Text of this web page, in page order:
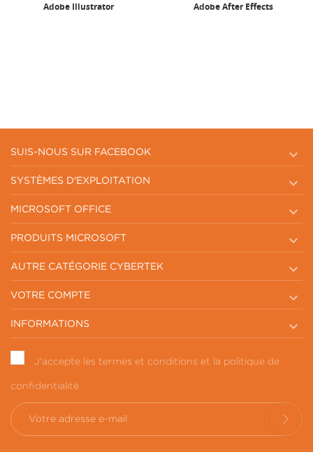
Adobe After Effects Adobe Creative Cloud
SUIS-NOUS SUR FACEBOOK 
SYSTÈMES D'EXPLOITATION 
MICROSOFT OFFICE 
PRODUITS MICROSOFT 
AUTRE CATÉGORIE CYBERTEK 
VOTRE COMPTE 
INFORMATIONS 
J'accepte les termes et conditions et la politique de
confidentialité